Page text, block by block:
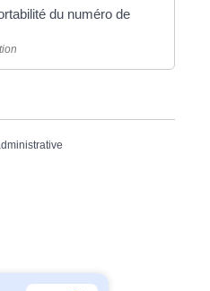
du numéro de